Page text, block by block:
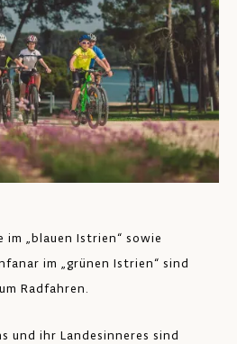
im „blauen Istrien“ sowie
im „grünen Istrien“ sind
Radfahren.
und ihr Landesinneres sind